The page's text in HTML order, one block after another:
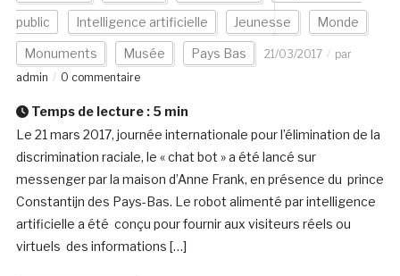
public Intelligence artificielle Jeunesse Monde
Monuments Musée Pays Bas 21/03/2017
par
admin
0 commentaire
Temps de lecture : 5 min
Le 21 mars 2017, journée internationale pour l’élimination de la
discrimination raciale, le « chat bot » a été lancé sur
messenger par la maison d’Anne Frank, en présence du prince
Constantijn des Pays-Bas. Le robot alimenté par intelligence
artificielle a été conçu pour fournir aux visiteurs réels ou
virtuels des informations […]